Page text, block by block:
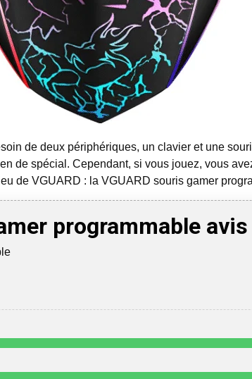
de deux périphériques, un clavier et une
de spécial. Cependant, si vous jouez, vous
de VGUARD : la VGUARD souris gamer
programmable avis